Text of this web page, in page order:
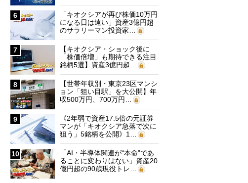
6
「キオクシアが再び株価10万円
になる日は遠い」資産3億円超
のサラリーマン投資家…
7
【キオクシア・ショック後に
「株価倍増」も期待できる注目
銘柄5選】資産3億円超…
8
【世帯年収別・東京23区マンシ
ョン「狙い目駅」を大公開】年
収500万円、700万円…
9
《2年弱で資産17.5倍の元証券
マンが「キオクシア急落で次に
狙う」5銘柄を公開》1…
10
「AI・半導体関連が“本命”であ
ることに変わりはない」資産20
億円超の90歳現役トレ…